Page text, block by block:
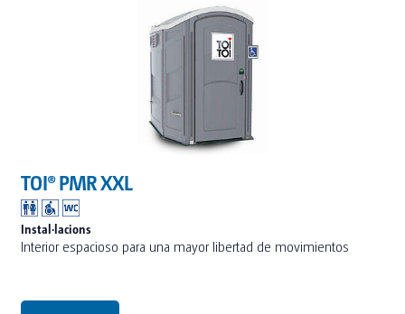
TOI® PMR XXL
Instal·lacions
Interior espacioso para una mayor libertad de movimientos